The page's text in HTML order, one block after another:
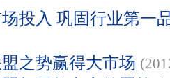
投入 巩固行业第一
之势赢得大市场